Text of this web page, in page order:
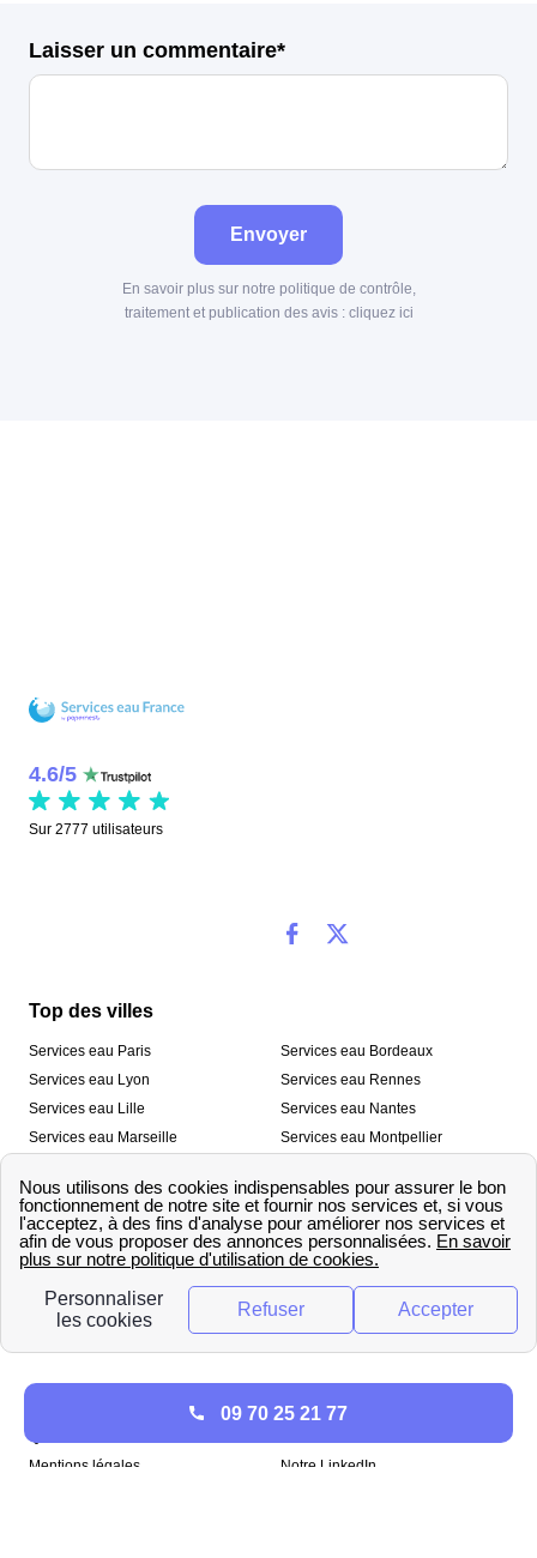
Laisser un commentaire*
Envoyer
En savoir plus sur notre politique de contrôle,
traitement et publication des avis : cliquez ici
4.6/5
Sur 2777 utilisateurs
Top des villes
Services eau Paris
Services eau Lyon
Services eau Lille
Services eau Marseille
Services eau Toulon
Services eau Bordeaux
Services eau Rennes
Services eau Nantes
Services eau Montpellier
Services eau Strasbourg
Nos outils
🛁 Simulateur consommation eau
💧 Comparer les fournisseurs
d’eau
Qui sommes-nous ?
Mentions légales
Notre LinkedIn
09 70 25 21 77